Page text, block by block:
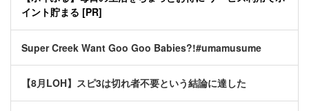
イント貯まる [PR]
Super Creek Want Goo Goo Babies?!#umamusume
【8月LOH】スピ3は切れ者不要という結論に達した